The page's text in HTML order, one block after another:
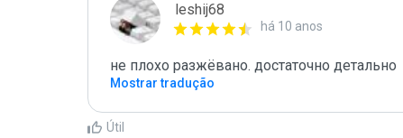
leshij68
há 10 anos
не плохо разжёвано. достаточно детально
Mostrar tradução
Útil